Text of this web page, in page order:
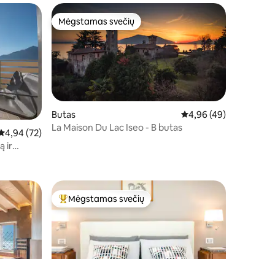
įvertinimas: 4,94 iš 5, atsiliepimų: 72
4,94 (72)
ir
Mėgstamas svečių
Mėgstamas svečių
Butas Vidutinis įvertinimas:
4,96 (49)
La Maison Du Lac Iseo - B butas
Svečių mėgstamiausias
Mėgstamas svečių